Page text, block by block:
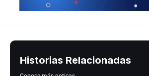
Historias Relacionadas